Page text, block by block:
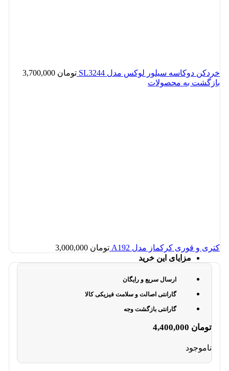
خردکن دوکاسه سیلور لوکس مدل SL3244 تومان
بازگشت به محصولات
کتری و قوری کرکماز مدل A192 تومان
مزایای این خرید
ارسال سریع و رایگان
گارانتی اصالت و سلامت فیزیکی کالا
گارانتی بازگشت وجه
تومان
ناموجود